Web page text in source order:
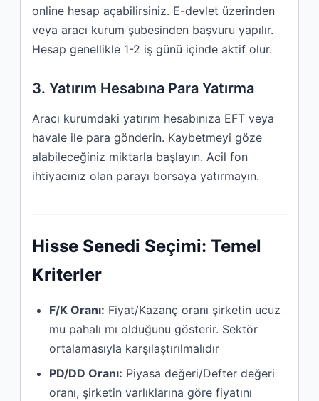
online hesap açabilirsiniz. E-devlet üzerinden
veya aracı kurum şubesinden başvuru yapılır.
Hesap genellikle 1-2 iş günü içinde aktif olur.
3. Yatırım Hesabına Para Yatırma
Aracı kurumdaki yatırım hesabınıza EFT veya
havale ile para gönderin. Kaybetmeyi göze
alabileceğiniz miktarla başlayın. Acil fon
ihtiyacınız olan parayı borsaya yatırmayın.
Hisse Senedi Seçimi: Temel
Kriterler
F/K Oranı: Fiyat/Kazanç oranı şirketin ucuz
mu pahalı mı olduğunu gösterir. Sektör
ortalamasıyla karşılaştırılmalıdır
PD/DD Oranı: Piyasa değeri/Defter değeri
oranı, şirketin varlıklarına göre fiyatını